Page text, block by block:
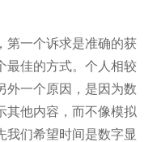
第一个诉求是准确的获
最佳的方式。个人相较
外一个原因，是因为数
其他内容，而不像模拟
我们希望时间是数字显